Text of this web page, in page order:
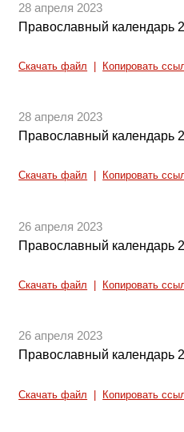
28 апреля 2023
Православный календарь
Скачать файл Копировать
28 апреля 2023
Православный календарь
Скачать файл Копировать
26 апреля 2023
Православный календарь
Скачать файл Копировать
26 апреля 2023
Православный календарь
Скачать файл Копировать